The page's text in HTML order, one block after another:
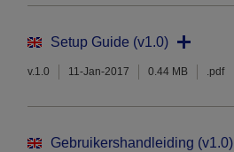
Setup Guide (v1.0)
v.1.0 11-Jan-2017 0.44 MB .pdf
Gebruikershandleiding (v1.0)